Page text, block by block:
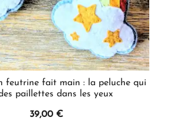
feutrine fait main : la peluche qui
paillettes dans les yeux
39,00 €